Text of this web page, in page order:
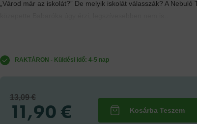
„Várod már az iskolát?” De melyik iskolát válasszák? A
RAKTÁRON - Küldési idő: 4-5 nap
13,09 €
11,90 €